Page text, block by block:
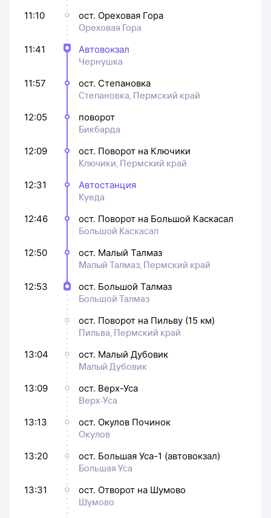
11:10
ост. Ореховая Гора
Ореховая Гора
11:41
Автовокзал
Чернушка
11:57
ост. Степановка
Степановка, Пермский край
12:05
поворот
Бикбарда
12:09
ост. Поворот на Ключики
Ключики, Пермский край
12:31
Автостанция
Куеда
12:46
ост. Поворот на Большой Каскасал
Большой Каскасал
12:50
ост. Малый Талмаз
Малый Талмаз, Пермский край
12:53
ост. Большой Талмаз
Большой Талмаз
ост. Поворот на Пильву (15 км)
Пильва, Пермский край
13:04
ост. Малый Дубовик
Малый Дубовик
13:09
ост. Верх-Уса
Верх-Уса
13:13
ост. Окулов Починок
Окулов
13:20
ост. Большая Уса-1 (автовокзал)
Большая Уса
13:31
ост. Отворот на Шумово
Шумово